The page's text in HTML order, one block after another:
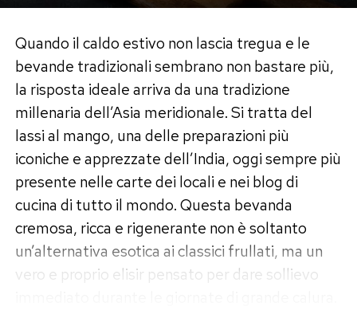
Quando il caldo estivo non lascia tregua e le
bevande tradizionali sembrano non bastare più,
la risposta ideale arriva da una tradizione
millenaria dell’Asia meridionale. Si tratta del
lassi al mango, una delle preparazioni più
iconiche e apprezzate dell’India, oggi sempre più
presente nelle carte dei locali e nei blog di
cucina di tutto il mondo. Questa bevanda
cremosa, ricca e rigenerante non è soltanto
un’alternativa esotica ai classici frullati, ma un
vero e proprio elisir pensato per dare sollievo